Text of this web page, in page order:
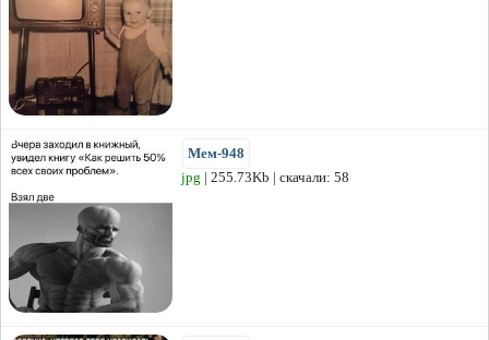
Мем-948
jpg | 255.73Kb | скачали: 58